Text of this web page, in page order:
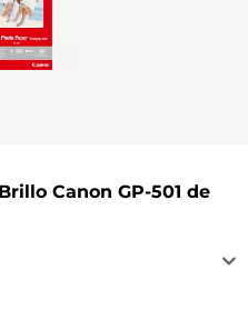
Canon GP-501 de